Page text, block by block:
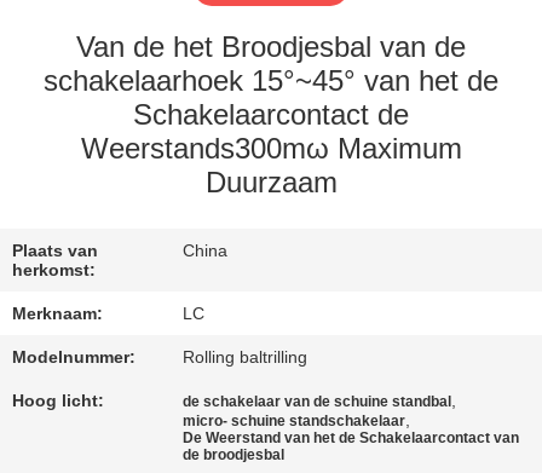
ONGEVEER
ONS
FABRIEKSREIS
CONTACTEER
ONS
NIEUWS
Van de het Broodjesbal van de
schakelaarhoek 15°~45° van het de
Schakelaarcontact de
Weerstands300mω Maximum
Duurzaam
Plaats van
herkomst:
China
Merknaam: LC
Modelnummer: Rolling baltrilling
Hoog licht: de schakelaar van de schuine standbal ,
micro- schuine standschakelaar,
De Weerstand van het de Schakelaarcontact van
de broodjesbal